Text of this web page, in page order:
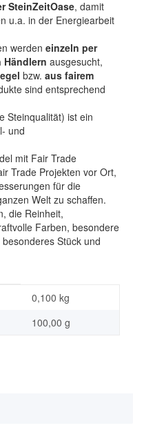
SteinZeitOase, damit
u.a. in der Energiearbeit
werden einzeln per
ausgesucht,
bzw. aus fairem
sind entsprechend
Steinqualität) ist ein
und
mit Fair Trade
Trade Projekten vor Ort,
für die
Welt zu schaffen.
die Reinheit,
Farben, besondere
Stück und
0,100 kg
100,00 g